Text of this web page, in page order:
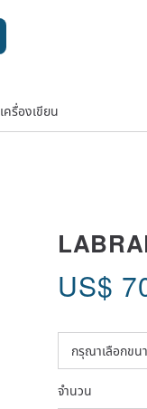
เครื่องเขียน
US$
จำนวน